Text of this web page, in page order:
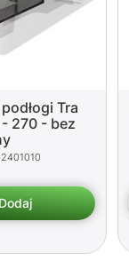
Tra
270 - bez